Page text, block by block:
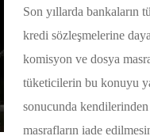
Son yıllarda bankaların
kredi sözleşmelerine
komisyon ve dosya
tüketicilerin bu konuyu
sonucunda
masrafların iade